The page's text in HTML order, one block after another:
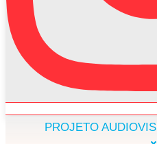
PROJETO